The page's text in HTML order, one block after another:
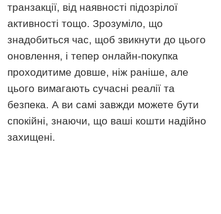
транзакції, від наявності підозрілої
активності тощо. Зрозуміло, що
знадобиться час, щоб звикнути до цього
оновлення, і тепер онлайн-покупка
проходитиме довше, ніж раніше, але
цього вимагають сучасні реалії та
безпека. А ви самі завжди можете бути
спокійні, знаючи, що ваші кошти надійно
захищені.